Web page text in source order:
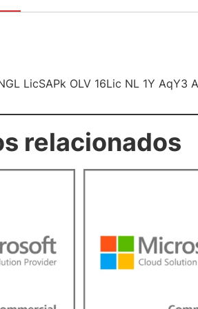
LicSAPk OLV 16Lic NL 1Y
relacionados